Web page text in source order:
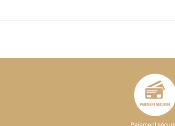
Paiement